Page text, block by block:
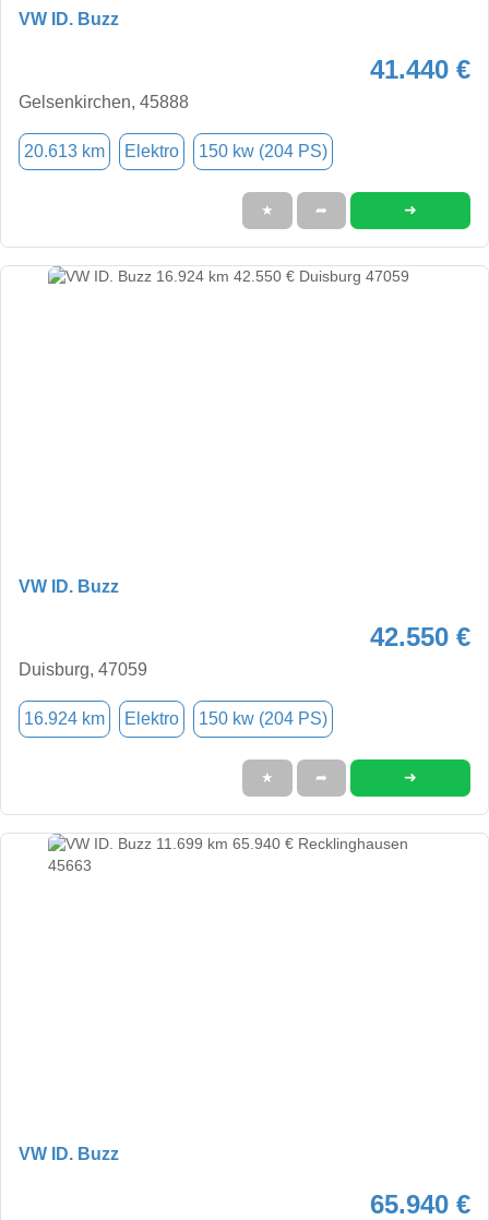
VW ID. Buzz
41.440 €
Gelsenkirchen, 45888
20.613 km Elektro 150 kw (204 PS)
★ ➦ ➜
VW ID. Buzz
42.550 €
Duisburg, 47059
16.924 km Elektro 150 kw (204 PS)
★ ➦ ➜
VW ID. Buzz
65.940 €